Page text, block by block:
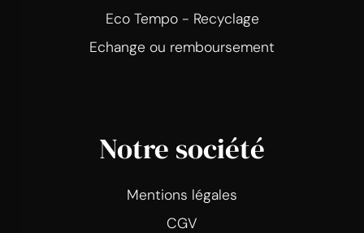
Eco Tempo - Recyclage
Echange ou remboursement
Notre société
Mentions légales
CGV